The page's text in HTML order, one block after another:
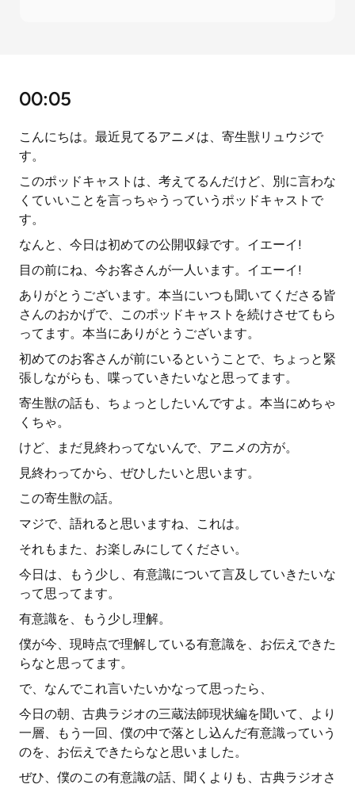
00:05
こんにちは。最近見てるアニメは、寄生獣リュウジで
す。
このポッドキャストは、考えてるんだけど、別に言わな
くていいことを言っちゃうっていうポッドキャストで
す。
なんと、今日は初めての公開収録です。イエーイ!
目の前にね、今お客さんが一人います。イエーイ!
ありがとうございます。本当にいつも聞いてくださる皆
さんのおかげで、このポッドキャストを続けさせてもら
ってます。本当にありがとうございます。
初めてのお客さんが前にいるということで、ちょっと緊
張しながらも、喋っていきたいなと思ってます。
寄生獣の話も、ちょっとしたいんですよ。本当にめちゃ
くちゃ。
けど、まだ見終わってないんで、アニメの方が。
見終わってから、ぜひしたいと思います。
この寄生獣の話。
マジで、語れると思いますね、これは。
それもまた、お楽しみにしてください。
今日は、もう少し、有意識について言及していきたいな
って思ってます。
有意識を、もう少し理解。
僕が今、現時点で理解している有意識を、お伝えできた
らなと思ってます。
で、なんでこれ言いたいかなって思ったら、
今日の朝、古典ラジオの三蔵法師現状編を聞いて、より
一層、もう一回、僕の中で落とし込んだ有意識っていう
のを、お伝えできたらなと思いました。
ぜひ、僕のこの有意識の話、聞くよりも、古典ラジオさ